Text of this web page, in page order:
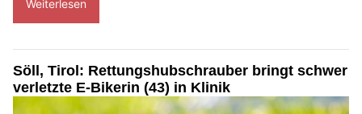
Weiterlesen
Söll, Tirol: Rettungshubschrauber bringt schwer
verletzte E-Bikerin (43) in Klinik